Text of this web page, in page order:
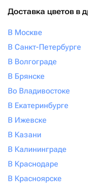
Доставка цветов в
В Москве
В Санкт-Петербурге
В Волгограде
В Брянске
Во Владивостоке
В Екатеринбурге
В Ижевске
В Казани
В Калининграде
В Краснодаре
В Красноярске